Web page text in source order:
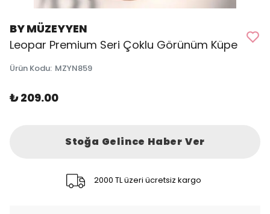
BY MÜZEYYEN
Leopar Premium Seri Çoklu Görünüm Küpe
Ürün Kodu: MZYN859
₺ 209.00
Stoğa Gelince Haber Ver
2000 TL üzeri ücretsiz kargo